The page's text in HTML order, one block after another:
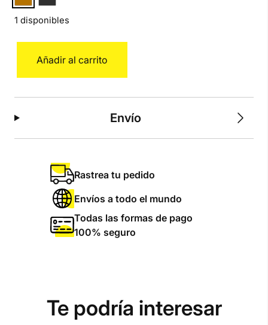
1 disponibles
Kahlo
M
Añadir al carrito
Envío
Rastrea tu pedido
Envíos a todo el mundo
Todas las formas de pago
100% seguro
Te podría interesar